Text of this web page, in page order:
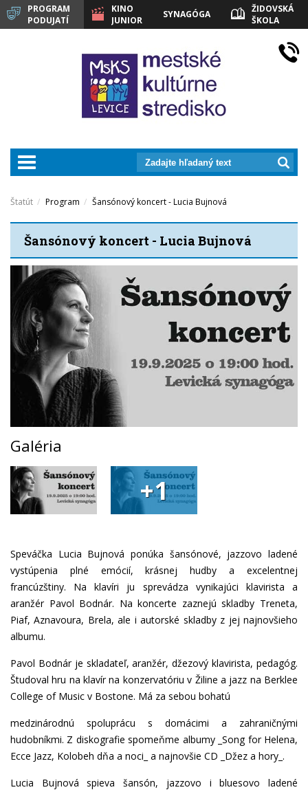
PROGRAM
PODUJATÍ
KINO
JUNIOR
SYNAGÓGA
ŽIDOVSKÁ
ŠKOLA
LEVICE
prepnut_navigaciu
Štatút Program Šansónový koncert - Lucia Bujnová
Šansónový koncert - Lucia Bujnová
Galéria
+1
Speváčka Lucia Bujnová ponúka šansónové, jazzovo ladené
vystúpenia plné emócií, krásnej hudby a excelentnej
francúzštiny. Na klavíri ju sprevádza vynikajúci klavirista a
aranžér Pavol Bodnár. Na koncerte zaznejú skladby Treneta,
Piaf, Aznavoura, Brela, ale i autorské skladby z jej najnovšieho
albumu.
Pavol Bodnár je skladateľ, aranžér, džezový klavirista, pedagóg.
Študoval hru na klavír na konzervatóriu v Žiline a jazz na Berklee
College of Music v Bostone. Má za sebou bohatú
medzinárodnú spoluprácu s domácimi a zahraničnými
hudobníkmi. Z diskografie spomeňme albumy _Song for Helena,
Ecce Jazz, Kolobeh dňa a noci_ a najnovšie CD _Džez a hory_.
Lucia Bujnová spieva šansón, jazzovo i bluesovo ladené